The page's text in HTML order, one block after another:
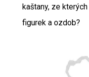
kaštany, ze
figurek a ozdob?